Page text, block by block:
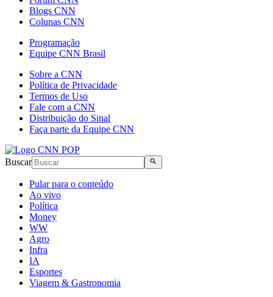
Blogs CNN
Colunas CNN
Programação
Equipe CNN Brasil
Sobre a CNN
Política de Privacidade
Termos de Uso
Fale com a CNN
Distribuição do Sinal
Faça parte da Equipe CNN
Buscar
Pular para o conteúdo
Ao vivo
Política
Money
WW
Agro
Infra
IA
Esportes
Viagem & Gastronomia